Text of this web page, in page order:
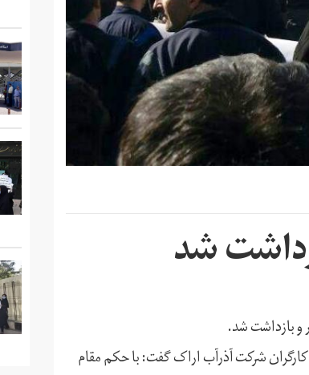
شد
بازداشت شد.
کارگران شرکت آذرآب اراک گفت: با حکم مقام